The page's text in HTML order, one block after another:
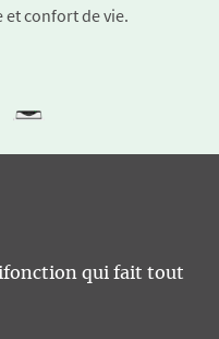
confort de vie.
qui fait tout